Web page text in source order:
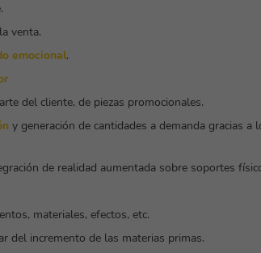
venta.
emocional.
del cliente, de piezas promocionales.
y generación de cantidades a demanda gracias a
de realidad aumentada sobre soportes
materiales, efectos, etc.
del incremento de las materias primas.